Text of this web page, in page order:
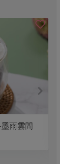
墨雨雲間